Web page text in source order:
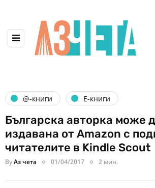
@-книги Е-книги
Българска авторка може
издавана от Amazon с
читателите в Kindle Scout
ByАз чета 01/04/2017 2 мин.